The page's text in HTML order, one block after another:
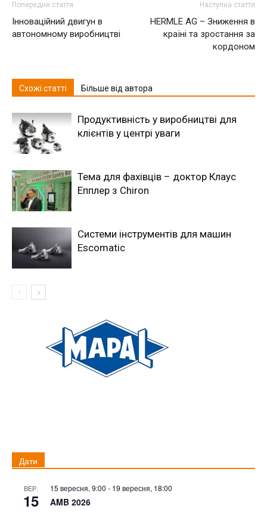
Попередня стаття
Інноваційний двигун в
автономному виробництві
Наступна стаття
HERMLE AG – Зниження в
країні та зростання за
кордоном
Схожі статті Більше від автора
Продуктивність у виробництві для
клієнтів у центрі уваги
Тема для фахівців – доктор Клаус
Епплер з Chiron
Системи інструментів для машин
Escomatic
Дати
ВЕР.
15
15 вересня, 9:00 - 19 вересня, 18:00
AMB 2026